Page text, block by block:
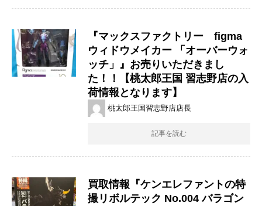
『マックスファクトリー figma ​
ウィドウメイカー ​「オーバーウォ
ッチ」』お売りいただきまし
た！！【桃太郎王国 習志野店の入
荷情報となります】
桃太郎王国習志野店店長
記事を読む
買取情報『ケンエレファントの特
撮リボルテック ​No.004 ​バラゴン ​